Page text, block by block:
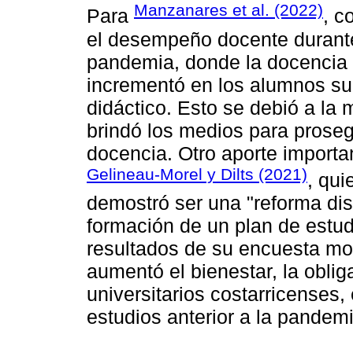
Para Manzanares et al. (2022),
el desempeño docente
pandemia, donde la
incrementó en los alumnos
didáctico. Esto se debió a la
brindó los medios para
docencia. Otro aporte
Gelineau-Morel y Dilts (2021),
demostró ser una "reforma
formación de un plan de
resultados de su encuesta
aumentó el bienestar, la
universitarios
estudios anterior a la